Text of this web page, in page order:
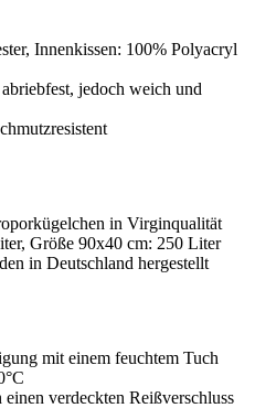
Innenkissen: 100% Polyacryl
jedoch weich und
in Virginqualität
Größe 90x40 cm: 250 Liter
in Deutschland hergestellt
mit einem feuchtem Tuch
verdeckten Reißverschluss